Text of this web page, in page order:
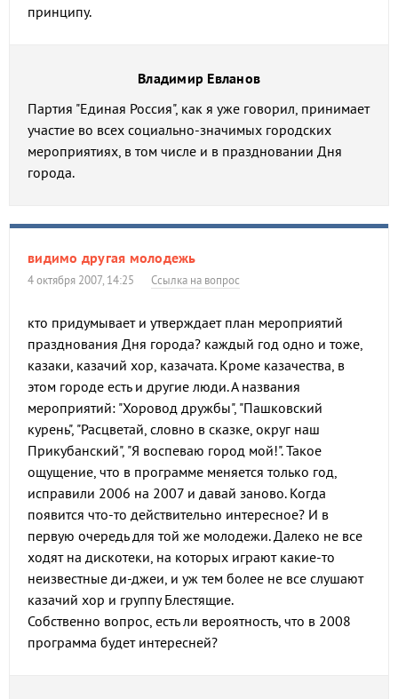
принципу.
Владимир Евланов
Партия "Единая Россия", как я уже говорил, принимает
участие во всех социально-значимых городских
мероприятиях, в том числе и в праздновании Дня
города.
видимо другая молодежь
4 октября 2007, 14:25 Ссылка на вопрос
кто придумывает и утверждает план мероприятий
празднования Дня города? каждый год одно и тоже,
казаки, казачий хор, казачата. Кроме казачества, в
этом городе есть и другие люди. А названия
мероприятий: "Хоровод дружбы", "Пашковский
курень", "Расцветай, словно в сказке, округ наш
Прикубанский", "Я воспеваю город мой!". Такое
ощущение, что в программе меняется только год,
исправили 2006 на 2007 и давай заново. Когда
появится что-то действительно интересное? И в
первую очередь для той же молодежи. Далеко не все
ходят на дискотеки, на которых играют какие-то
неизвестные ди-джеи, и уж тем более не все слушают
казачий хор и группу Блестящие.
Собственно вопрос, есть ли вероятность, что в 2008
программа будет интересней?